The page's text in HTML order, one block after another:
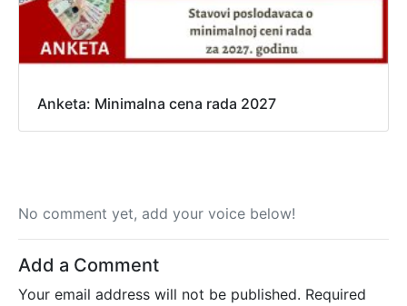
Anketa: Minimalna cena rada 2027
No comment yet, add your voice below!
Add a Comment
Your email address will not be published. Required